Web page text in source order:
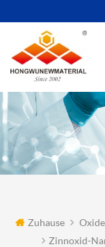
Zuhause
Zinnoxid-